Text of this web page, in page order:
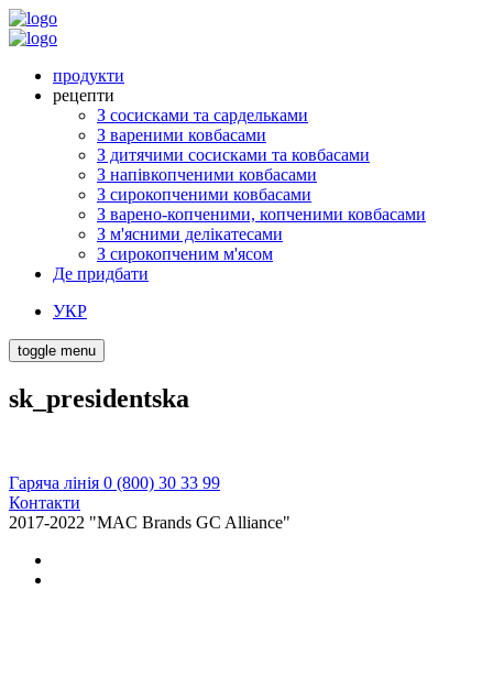
продукти
рецепти
З сосисками та сардельками
З вареними ковбасами
З дитячими сосисками та ковбасами
З напівкопченими ковбасами
З сирокопченими ковбасами
З варено-копченими, копченими ковбасами
З м'ясними делікатесами
З сирокопченим м'ясом
Де придбати
УКР
toggle menu
sk_presidentska
Гаряча лінія 0 (800) 30 33 99
Контакти
2017-2022 "MAC Brands GC Alliance"